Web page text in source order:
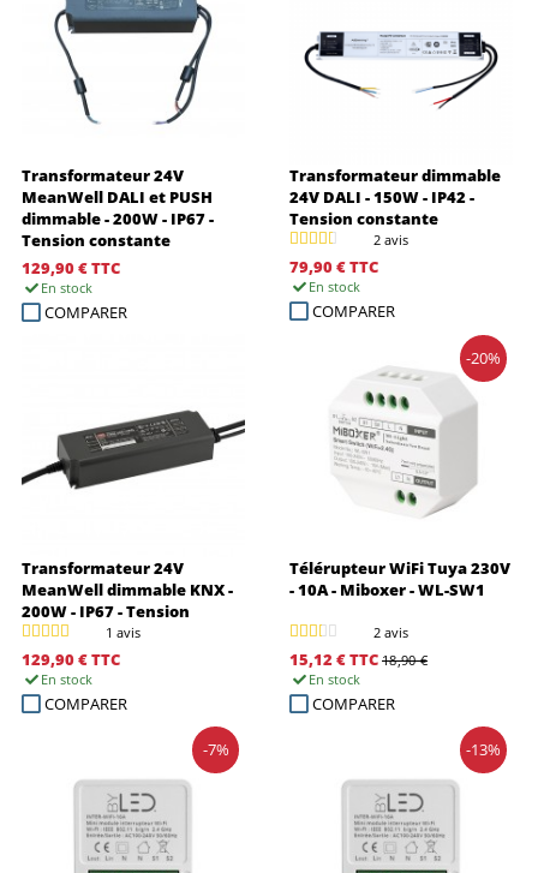
Transformateur 24V
MeanWell DALI et PUSH
dimmable - 200W - IP67 -
Tension constante
129,90 €TTC
En stock
COMPARER
Transformateur dimmable
24V DALI - 150W - IP42 -
Tension constante
2 avis
79,90 €TTC
En stock
COMPARER
Transformateur 24V
MeanWell dimmable KNX -
200W - IP67 - Tension
constante
1 avis
129,90 €TTC
En stock
COMPARER
Télérupteur WiFi Tuya 230V
- 10A - Miboxer - WL-SW1
2 avis
-20%
15,12 €TTC 18,90 €
En stock
COMPARER
-7% -13%